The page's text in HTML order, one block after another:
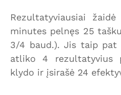
Rezultatyviausiai
minutes pelnęs 25
3/4 baud.). Jis taip pat
atliko 4 rezultatyvius
klydo ir įsirašė 24